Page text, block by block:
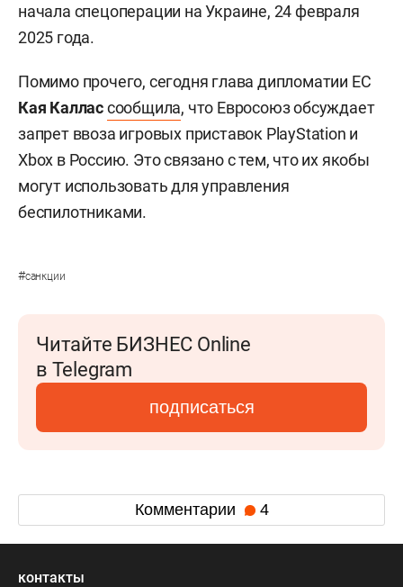
начала спецоперации на Украине, 24 февраля
2025 года.
Помимо прочего, сегодня глава дипломатии ЕС
Кая Каллассообщила, что Евросоюз обсуждает
запрет ввоза игровых приставок PlayStation и
Xbox в Россию. Это связано с тем, что их якобы
могут использовать для управления
беспилотниками.
#санкции
Читайте БИЗНЕС Online
в Telegram
подписаться
Комментарии 4
контакты